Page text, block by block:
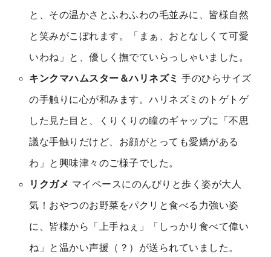
と、その温かさとふわふわの毛並みに、皆様自然
と笑みがこぼれます。「まぁ、おとなしくて可愛
いわね」と、優しく撫でていらっしゃいました。
キンクマハムスター＆ハリネズミ 手のひらサイズ
の手触りに心が和みます。ハリネズミのトゲトゲ
した見た目と、くりくりの瞳のギャップに「不思
議な手触りだけど、お顔がとっても愛嬌がある
わ」と興味津々のご様子でした。
リクガメ マイペースにのんびりと歩く姿が大人
気！おやつのお野菜をパクリと食べる力強い姿
に、皆様から「上手ねぇ」「しっかり食べて偉い
ね」と温かい声援（？）が送られていました。